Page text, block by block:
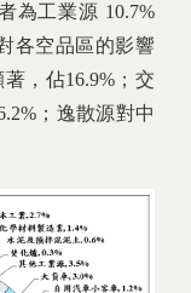
為工業源 10.7%
各空品區的影響
，佔16.9%；交
；逸散源對中